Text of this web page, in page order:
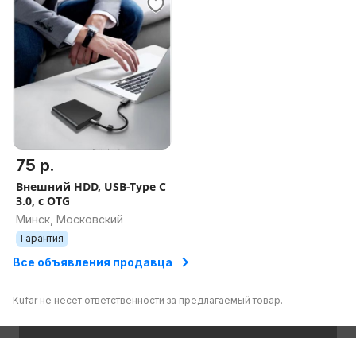
75 р.
Внешний HDD, USB-Type C
3.0, с OTG
Минск, Московский
Гарантия
Все объявления продавца
Kufar не несет ответственности за предлагаемый товар.